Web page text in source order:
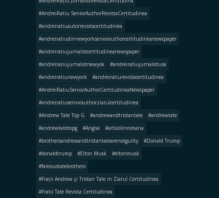
#AndreiRatiu SeniorAuthorRevistaCertitudinea
#andreiratiuautorrevistacertitudinea
#andreiratiudinnewyorkseniorauthorcertitudineanewspaper
#andreiratiujurnalistcertitudineanewspaper
#andreirațiujurnalistnewyok
#andreiratiujurnalistusa
#andreiratiunewyork
#andreiratiurevistacertitudinea
#AndreiRatiuSeniorAuthorCertitudineaNewspaper
#andreiratiuseniorauthorziarulcertitudinea
#Andrew Tate Top G
#andrewandtristantate
#andrewtate
#andrewtatetopg
#Anglia
#articolinromana
#brothersandrewandtristantatearenotguilty
#Donald Trump
#donaldtrump
#Elton Musk
#eltonmusk
#famoustatebrothers
#Frații Andrew şi Tristan Tate in Ziarul Certitudinea
#Fratii Tate Revista Certitudinea